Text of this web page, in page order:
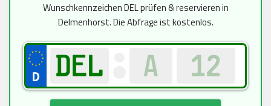
Wunschkennzeichen DEL prüfen & reservieren in
Delmenhorst. Die Abfrage ist kostenlos.